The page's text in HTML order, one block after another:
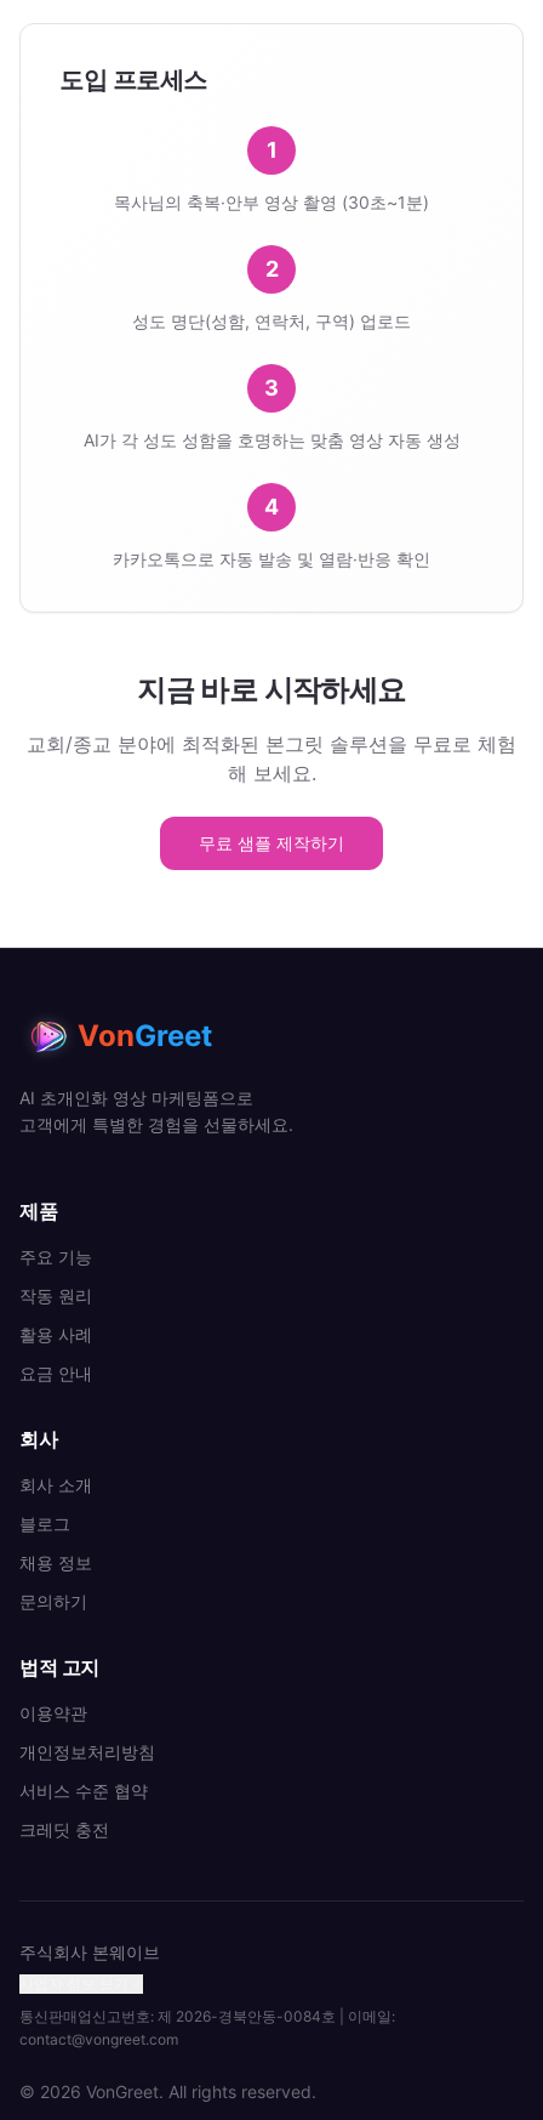
도입 프로세스
1
목사님의 축복·안부 영상 촬영 (30초~1분)
2
성도 명단(성함, 연락처, 구역) 업로드
3
AI가 각 성도 성함을 호명하는 맞춤 영상 자동 생성
4
카카오톡으로 자동 발송 및 열람·반응 확인
지금 바로 시작하세요
교회/종교 분야에 최적화된 본그릿 솔루션을 무료로 체험
해 보세요.
무료 샘플 제작하기
VonGreet
AI 초개인화 영상 마케팅폼으로
고객에게 특별한 경험을 선물하세요.
제품
주요 기능
작동 원리
활용 사례
요금 안내
회사
회사 소개
블로그
채용 정보
문의하기
법적 고지
이용약관
개인정보처리방침
서비스 수준 협약
크레딧 충전
주식회사 본웨이브
통신판매업신고번호: 제 2026-경북안동-0084호 | 이메일:
contact@vongreet.com
© 2026 VonGreet. All rights reserved.